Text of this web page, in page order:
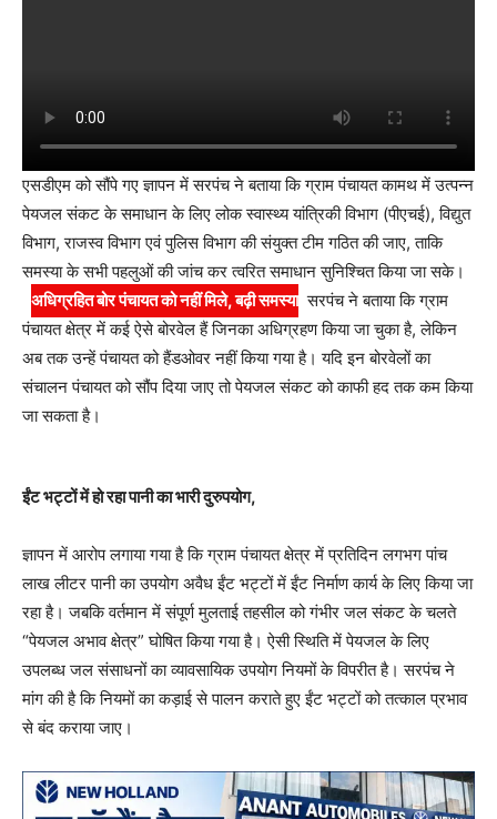
एसडीएम को सौंपे गए ज्ञापन में सरपंच ने बताया कि ग्राम पंचायत कामथ में उत्पन्न
पेयजल संकट के समाधान के लिए लोक स्वास्थ्य यांत्रिकी विभाग (पीएचई), विद्युत
विभाग, राजस्व विभाग एवं पुलिस विभाग की संयुक्त टीम गठित की जाए, ताकि
समस्या के सभी पहलुओं की जांच कर त्वरित समाधान सुनिश्चित किया जा सके।
अधिग्रहित बोर पंचायत को नहीं मिले, बढ़ी समस्या सरपंच ने बताया कि ग्राम
पंचायत क्षेत्र में कई ऐसे बोरवेल हैं जिनका अधिग्रहण किया जा चुका है, लेकिन
अब तक उन्हें पंचायत को हैंडओवर नहीं किया गया है। यदि इन बोरवेलों का
संचालन पंचायत को सौंप दिया जाए तो पेयजल संकट को काफी हद तक कम किया
जा सकता है।
ईंट भट्टों में हो रहा पानी का भारी दुरुपयोग,
ज्ञापन में आरोप लगाया गया है कि ग्राम पंचायत क्षेत्र में प्रतिदिन लगभग पांच
लाख लीटर पानी का उपयोग अवैध ईंट भट्टों में ईंट निर्माण कार्य के लिए किया जा
रहा है। जबकि वर्तमान में संपूर्ण मुलताई तहसील को गंभीर जल संकट के चलते
“पेयजल अभाव क्षेत्र” घोषित किया गया है। ऐसी स्थिति में पेयजल के लिए
उपलब्ध जल संसाधनों का व्यावसायिक उपयोग नियमों के विपरीत है। सरपंच ने
मांग की है कि नियमों का कड़ाई से पालन कराते हुए ईंट भट्टों को तत्काल प्रभाव
से बंद कराया जाए।